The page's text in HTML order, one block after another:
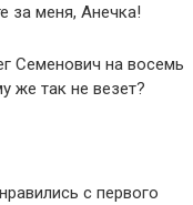
меня, Анечка!
Семенович на восемь
же так не везет?
с первого